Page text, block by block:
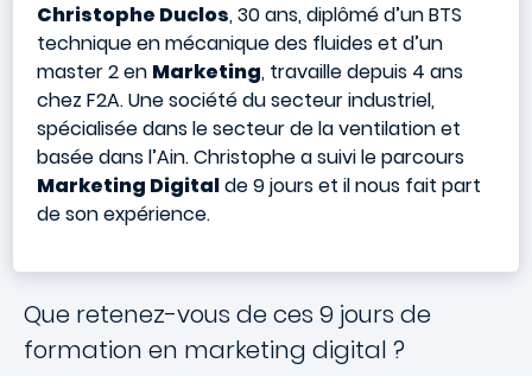
Christophe Duclos, 30 ans, diplômé d’un BTS
technique en mécanique des fluides et d’un
master 2 en Marketing, travaille depuis 4 ans
chez F2A. Une société du secteur industriel,
spécialisée dans le secteur de la ventilation et
basée dans l’Ain. Christophe a suivi le parcours
Marketing Digitalde 9 jours et il nous fait part
de son expérience.
Que retenez-vous de ces 9 jours de
formation en marketing digital ?